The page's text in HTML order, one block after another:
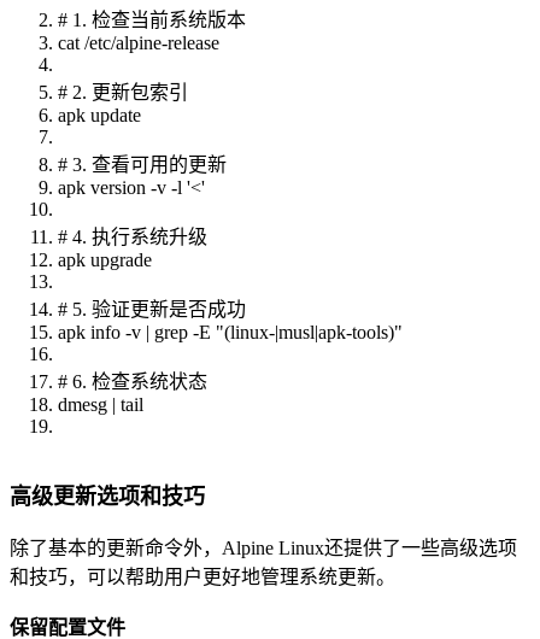
# 1. 检查当前系统版本
cat /etc/alpine-release
# 2. 更新包索引
apk update
# 3. 查看可用的更新
apk version -v -l '<'
# 4. 执行系统升级
apk upgrade
# 5. 验证更新是否成功
apk info -v | grep -E "(linux-|musl|apk-tools)"
# 6. 检查系统状态
dmesg | tail
高级更新选项和技巧
除了基本的更新命令外，Alpine Linux还提供了一些高级选项
和技巧，可以帮助用户更好地管理系统更新。
保留配置文件